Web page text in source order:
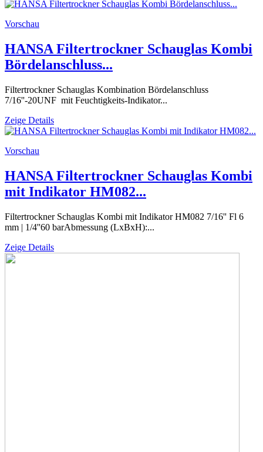
Vorschau
HANSA Filtertrockner Schauglas Kombi
Bördelanschluss...
Filtertrockner Schauglas Kombination Bördelanschluss
7/16''-20UNF mit Feuchtigkeits-Indikator...
Zeige Details
Vorschau
HANSA Filtertrockner Schauglas Kombi
mit Indikator HM082...
Filtertrockner Schauglas Kombi mit Indikator HM082 7/16'' Fl 6
mm | 1/4''60 barAbmessung (LxBxH):...
Zeige Details